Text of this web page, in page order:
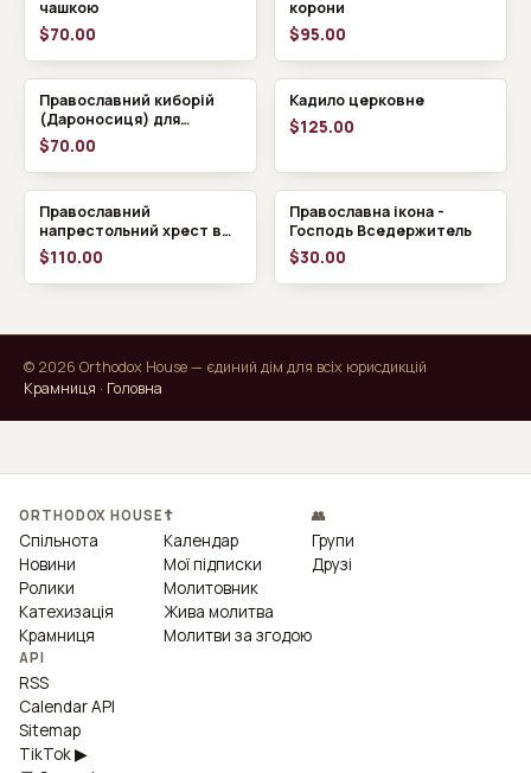
чашкою
$70.00
корони
$95.00
Православний киборій
(Дароносиця) для
причастя поза храмом
$70.00
Кадило церковне
$125.00
Православний
напрестольний хрест в
позолоті з кольоровою
емаллю (підставка
необов'язкова)
$110.00
Православна ікона -
Господь Вседержитель
$30.00
© 2026 Orthodox House — єдиний дім для всіх юрисдикцій
Крамниця · Головна
ORTHODOX HOUSE
Спільнота
Новини
Ролики
Катехизація
Крамниця
☦
Календар
Мої підписки
Молитовник
Жива молитва
Молитви за згодою
👥
Групи
Друзі
API
RSS
Calendar API
Sitemap
TikTok ▶